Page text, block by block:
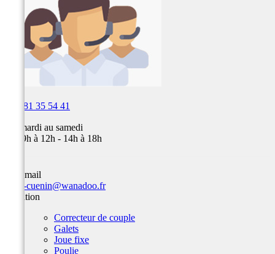
03 81 35 54 41
Du mardi au samedi
de 09h à 12h - 14h à 18h
Par email
team-cuenin@wanadoo.fr
Variation
Correcteur de couple
Galets
Joue fixe
Poulie